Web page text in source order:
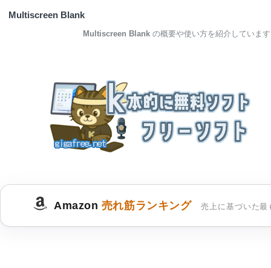
Multiscreen Blank
Multiscreen Blank の概要や使い方を紹介しています
Amazon 売れ筋ランキング 売上に基づいた最